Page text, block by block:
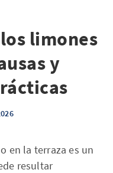
limones
y
en la terraza es un
resultar